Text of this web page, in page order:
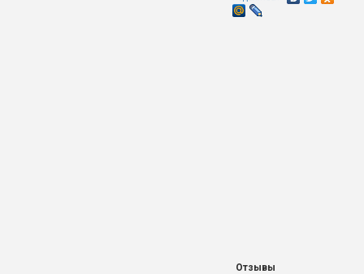
Отзывы